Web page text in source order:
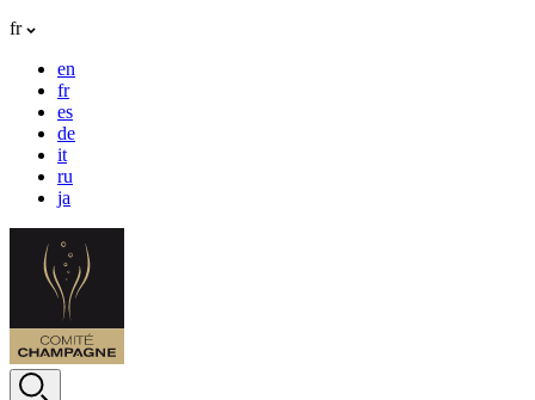
fr
en
fr
es
de
it
ru
ja